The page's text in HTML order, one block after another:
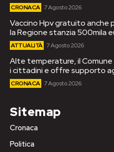
CRONACA 7 Agosto 2026
Vaccino Hpv gratuito anche
la Regione stanzia 500mila
ATTUALITÀ 7 Agosto 2026
Alte temperature, il
i cittadini e offre supporto
CRONACA 7 Agosto 2026
Sitemap
Cronaca
Politica